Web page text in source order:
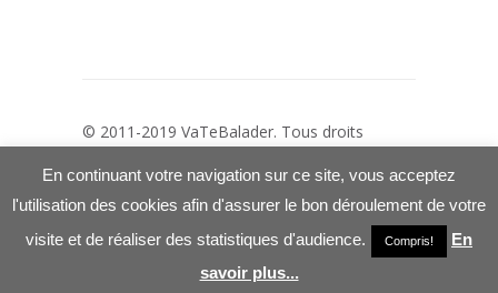
© 2011-2019 VaTeBalader. Tous droits
En continuant votre navigation sur ce site, vous acceptez
l'utilisation des cookies afin d'assurer le bon déroulement de votre
visite et de réaliser des statistiques d'audience.
Compris!
En
savoir plus...